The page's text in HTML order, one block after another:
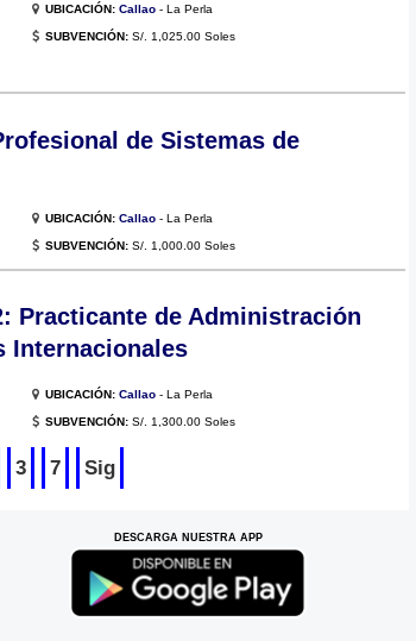
UBICACIÓN: Callao - La Perla
SUBVENCIÓN: S/. 1,025.00 Soles
de Sistemas de
UBICACIÓN: Callao - La Perla
SUBVENCIÓN: S/. 1,000.00 Soles
Practicante de Administración
Internacionales
UBICACIÓN: Callao - La Perla
SUBVENCIÓN: S/. 1,300.00 Soles
3 7 Sig
DESCARGA NUESTRA APP